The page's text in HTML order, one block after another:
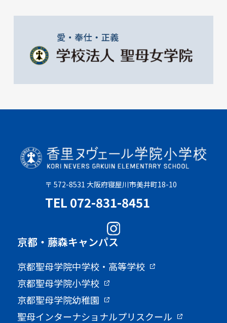
〒 572-8531 大阪府寝屋川市美井町18-10
TEL 072-831-8451
京都・藤森キャンパス
京都聖母学院中学校・高等学校
京都聖母学院小学校
京都聖母学院幼稚園
聖母インターナショナルプリスクール